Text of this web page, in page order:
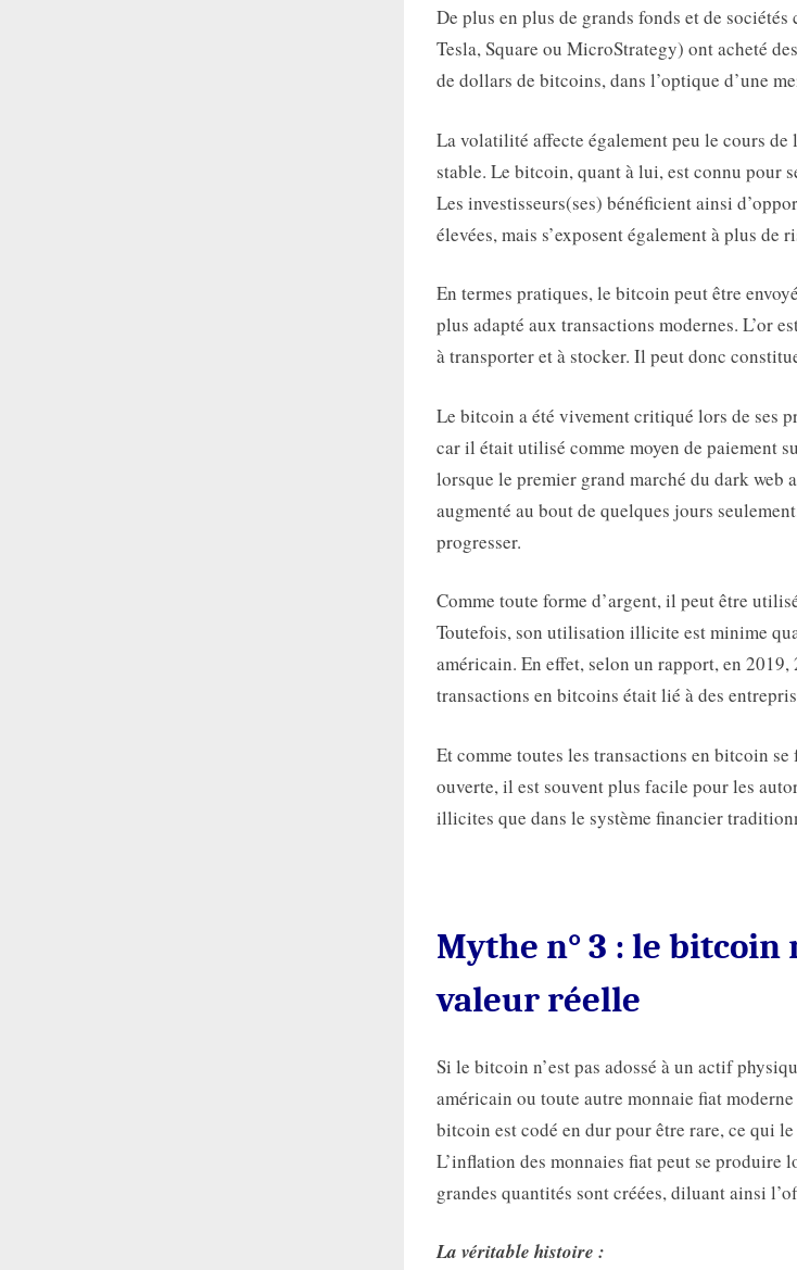
De plus en plus de grands fonds et de sociétés
Tesla, Square ou MicroStrategy) ont acheté
de dollars de bitcoins, dans l’optique d’une
La volatilité affecte également peu le cours de
stable. Le bitcoin, quant à lui, est connu pour
Les investisseurs(ses) bénéficient ainsi
élevées, mais s’exposent également à plus de
En termes pratiques, le bitcoin peut être
plus adapté aux transactions modernes. L’or
à transporter et à stocker. Il peut donc
Le bitcoin a été vivement critiqué lors de ses
car il était utilisé comme moyen de paiement
lorsque le premier grand marché du dark web
augmenté au bout de quelques jours
progresser.
Comme toute forme d’argent, il peut être
Toutefois, son utilisation illicite est minime
américain. En effet, selon un rapport, en 2019,
transactions en bitcoins était lié à des
Et comme toutes les transactions en bitcoin
ouverte, il est souvent plus facile pour les
illicites que dans le système financier
Mythe n° 3 : le bitcoin
valeur réelle
Si le bitcoin n’est pas adossé à un actif
américain ou toute autre monnaie fiat
bitcoin est codé en dur pour être rare, ce qui
L’inflation des monnaies fiat peut se produire
grandes quantités sont créées, diluant ainsi
La véritable histoire :